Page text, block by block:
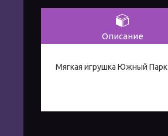
Описание
Мягкая игрушка Южный Парк